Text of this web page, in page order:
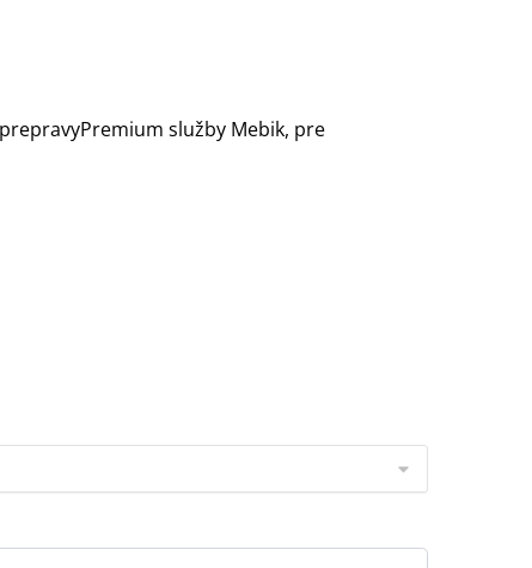
služby Mebik, pre